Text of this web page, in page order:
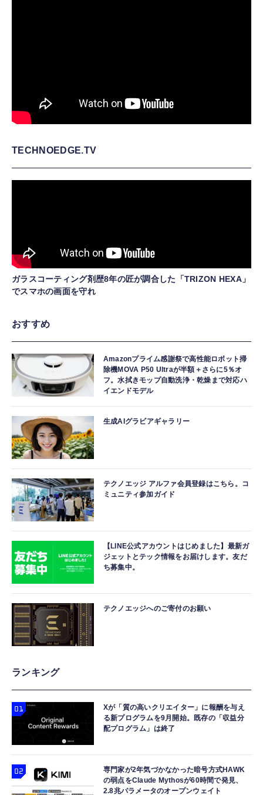
TECHNOEDGE.TV
ガラスコーティング剤歴8年の匠が調合した「TRIZON HEXA」
でスマホの画面を守れ
おすすめ
Amazonプライム感謝祭で高性能ロボット掃
除機MOVA P50 Ultraが半額＋さらに5％オ
フ。水拭きモップ自動洗浄・乾燥まで対応ハ
イエンドモデル
生成AIグラビアギャラリー
テクノエッジ アルファ会員登録はこちら。コ
ミュニティ参加ガイド
【LINE公式アカウントはじめました】最新ガ
ジェットとテック情報をお届けします。友だ
ち募集中。
テクノエッジへのご寄付のお願い
ランキング
Xが「質の高いクリエイター」に報酬を与え
る新プログラムを9月開始。既存の「収益分
配プログラム」は終了
専門家が2年気づかなかった暗号方式HAWK
の弱点をClaude Mythosが60時間で発見、
2.8兆パラメータのオープンウェイト